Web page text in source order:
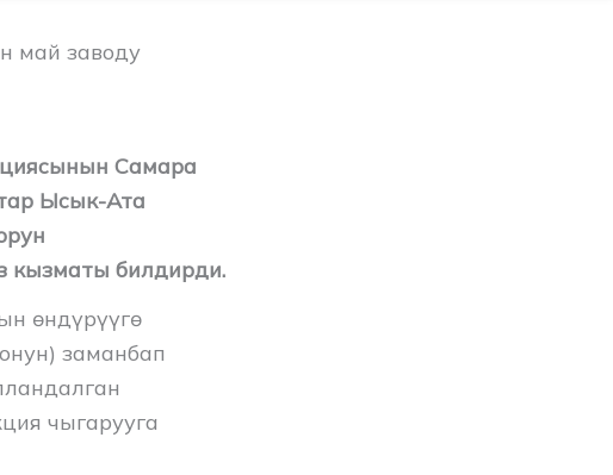
май заводу
Самара
Ысык-Ата
кызматы билдирди.
өндүрүүгө
заманбап
чыгарууга